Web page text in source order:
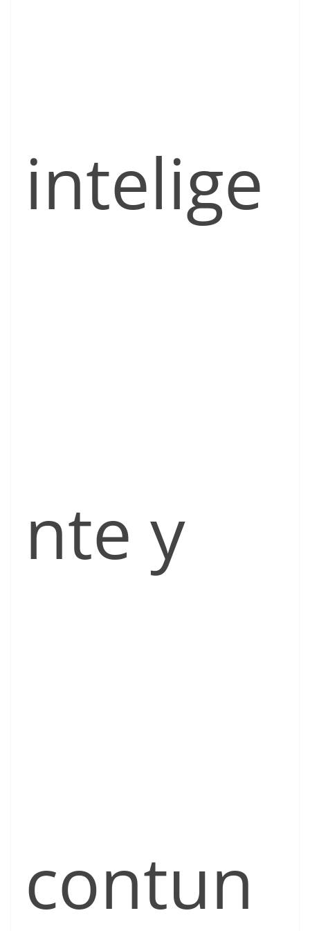
intelige
nte y
contun